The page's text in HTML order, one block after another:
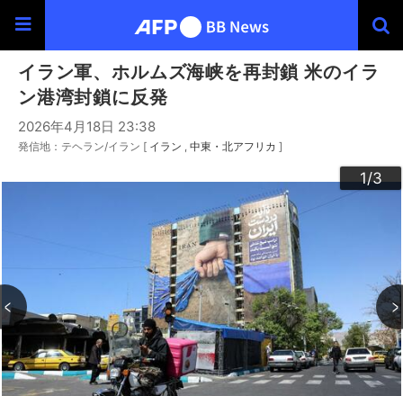
イラン軍、ホルムズ海峡を再封鎖 米のイラ
ン港湾封鎖に反発
2026年4月18日 23:38
発信地：テヘラン/イラン [ イラン 中東・北アフリカ ]
1/3
2/3
3/3